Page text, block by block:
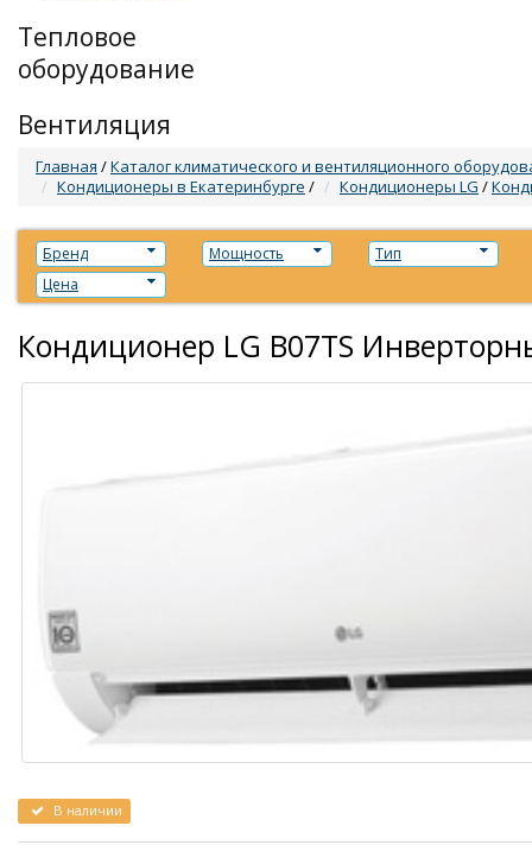
Тепловое
оборудование
Вентиляция
Главная /Каталог климатического и вентиляционного
Кондиционеры в Екатеринбурге / Кондиционеры LG /
Бренд Мощность
Тип
Цена
Кондиционер LG B07TS
В наличии